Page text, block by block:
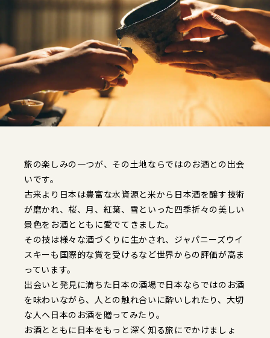
旅の楽しみの一つが、その土地ならではのお酒との出会
いです。
古来より日本は豊富な水資源と米から日本酒を醸す技術
が磨かれ、桜、月、紅葉、雪といった四季折々の美しい
景色をお酒とともに愛でてきました。
その技は様々な酒づくりに生かされ、ジャパニーズウイ
スキーも国際的な賞を受けるなど世界からの評価が高ま
っています。
出会いと発見に満ちた日本の酒場で日本ならではのお酒
を味わいながら、人との触れ合いに酔いしれたり、大切
な人へ日本のお酒を贈ってみたり。
お酒とともに日本をもっと深く知る旅にでかけましょ